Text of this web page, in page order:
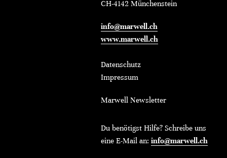
CH-4142 Münchenstein
info@marwell.ch
www.marwell.ch
Datenschutz
Impressum
Marwell Newsletter
Du benötigst Hilfe? Schreibe uns
eine E-Mail an: info@marwell.ch